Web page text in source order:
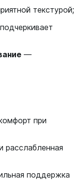
текстурой;
—
при
поддержка